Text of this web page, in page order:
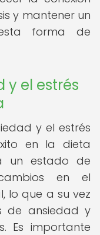
y mantener un
forma de
y el estrés
y el estrés
en la dieta
un estado de
en el
lo que a su vez
de ansiedad y
Es importante